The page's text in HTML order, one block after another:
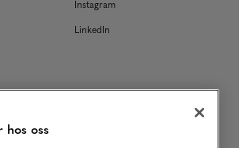
Instagram
LinkedIn
hos oss